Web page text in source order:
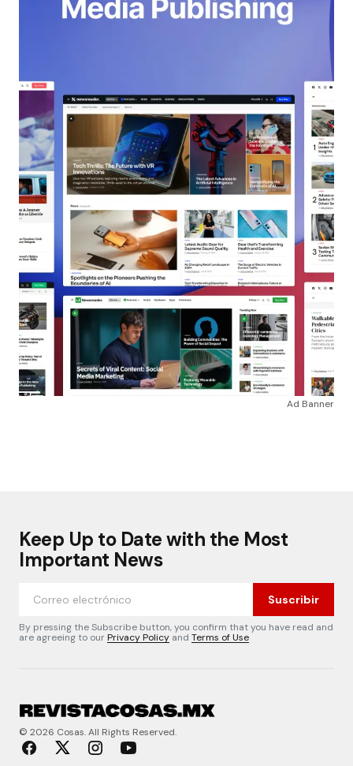
Ad Banner
Keep Up to Date with the Most
Important News
Suscribir
By pressing the Subscribe button, you confirm that you have read and
are agreeing to ourPrivacy Policy and Terms of Use
© 2026 Cosas. All Rights Reserved.